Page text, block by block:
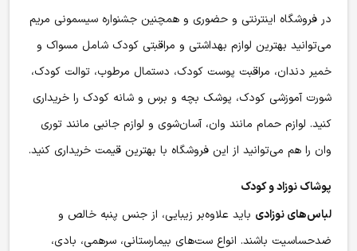
در فروشگاه اینترنتی و حضوری و همچنین جشنواره سیسمونی مریم
می‌توانید بهترین لوازم بهداشتی و مراقبتی کودک شامل مسواک و
خمیر دندان، مراقبت پوست کودک، دستمال مرطوب، توالت کودک،
شورت آموزشی کودک، پوشک بچه و برس و شانه کودک را خریداری
کنید. لوازم حمام مانند وان، آسان‌شوی و لوازم جانبی مانند توری
وان را هم می‌توانید از این فروشگاه با بهترین قیمت خریداری کنید.
پوشاک نوزاد و کودک
لباس‌های نوزادی باید علاوه‌بر زیبایی، از جنس پنبه خالص و
ضدحساسیت باشند. انواع ست‌های بیمارستانی، سرهمی، بادی،